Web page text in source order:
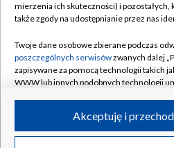
Naziemna Telewizja Cyfrowa
Rada Programowa
System NOS
Informacje o nadawcy
Program dla prasy
©2026 Telewizja
mierzenia ich skuteczności) i pozostałych,
także zgody na udostępnianie przez nas
Twoje dane osobowe zbierane podczas
poszczególnych serwisówzwanych dalej
zapisywane za pomocą technologii takich
WWW lub innych podobnych technologii
ruchu w Internecie.Akceptuję i